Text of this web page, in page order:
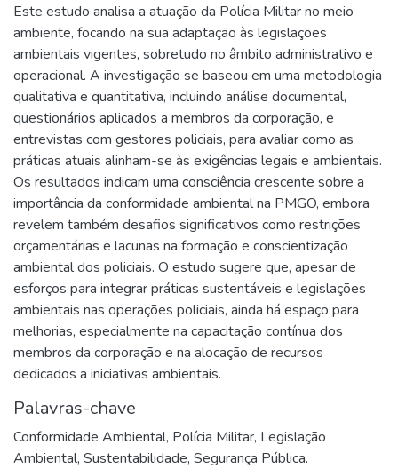
Este estudo analisa a atuação da Polícia Militar no meio
ambiente, focando na sua adaptação às legislações
ambientais vigentes, sobretudo no âmbito administrativo e
operacional. A investigação se baseou em uma metodologia
qualitativa e quantitativa, incluindo análise documental,
questionários aplicados a membros da corporação, e
entrevistas com gestores policiais, para avaliar como as
práticas atuais alinham-se às exigências legais e ambientais.
Os resultados indicam uma consciência crescente sobre a
importância da conformidade ambiental na PMGO, embora
revelem também desafios significativos como restrições
orçamentárias e lacunas na formação e conscientização
ambiental dos policiais. O estudo sugere que, apesar de
esforços para integrar práticas sustentáveis e legislações
ambientais nas operações policiais, ainda há espaço para
melhorias, especialmente na capacitação contínua dos
membros da corporação e na alocação de recursos
dedicados a iniciativas ambientais.
Palavras-chave
Conformidade Ambiental, Polícia Militar, Legislação
Ambiental, Sustentabilidade, Segurança Pública.